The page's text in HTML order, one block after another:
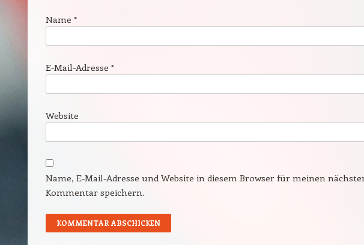
Name *
E-Mail-Adresse *
Website
Name, E-Mail-Adresse und Website in diesem Browser für meinen
Kommentar speichern.